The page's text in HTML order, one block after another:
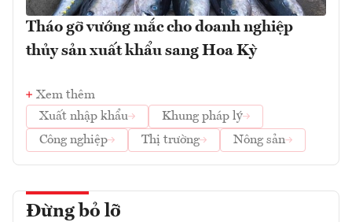
Tháo gỡ vướng mắc cho doanh nghiệp
thủy sản xuất khẩu sang Hoa Kỳ
Xem thêm
Xuất nhập khẩu
Khung pháp lý
Công nghiệp
Thị trường Nông sản
Đừng bỏ lỡ